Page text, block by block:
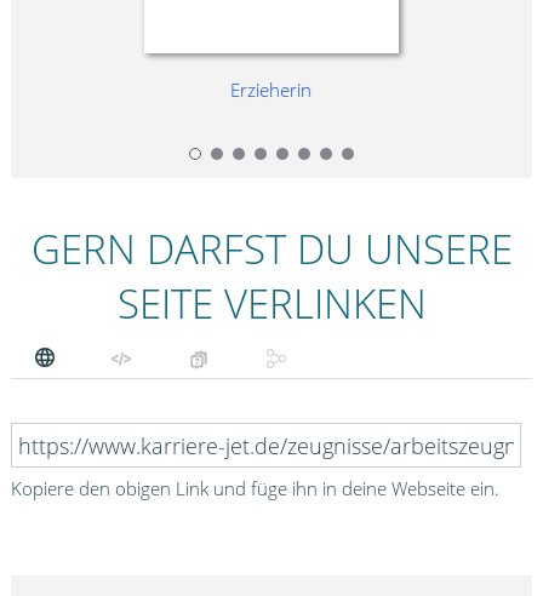
Erzieherin
GERN DARFST DU UNSERE
SEITE VERLINKEN
Kopiere den obigen Link und füge ihn in deine Webseite ein.